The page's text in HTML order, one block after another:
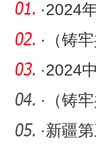
·2024
办
·
（铸
民族聚
·2024
·
（铸
华一家
·新疆